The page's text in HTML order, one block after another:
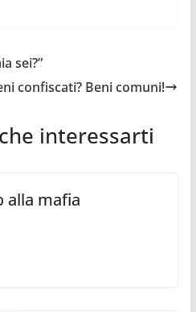
sei?”
confiscati? Beni comuni!
interessarti
alla mafia